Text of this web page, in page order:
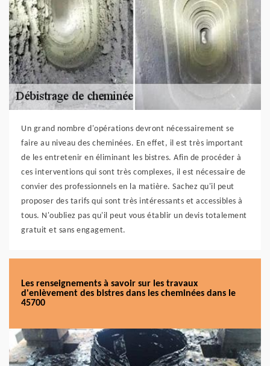
Un grand nombre d'opérations devront nécessairement se
faire au niveau des cheminées. En effet, il est très important
de les entretenir en éliminant les bistres. Afin de procéder à
ces interventions qui sont très complexes, il est nécessaire de
convier des professionnels en la matière. Sachez qu'il peut
proposer des tarifs qui sont très intéressants et accessibles à
tous. N'oubliez pas qu'il peut vous établir un devis totalement
gratuit et sans engagement.
Les renseignements à savoir sur les travaux
d'enlèvement des bistres dans les cheminées dans le
45700